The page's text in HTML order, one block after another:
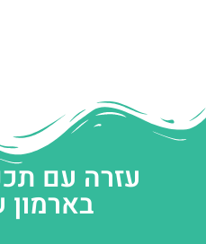
עזרה עם
בארמון